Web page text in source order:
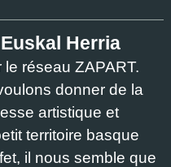
Herria
réseau ZAPART.
donner de la
artistique et
territoire basque
il nous semble que